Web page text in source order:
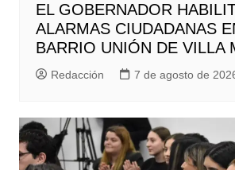
EL GOBERNADOR
ALARMAS CIUDADANAS
BARRIO UNIÓN DE VILLA
Redacción 7 de agosto de